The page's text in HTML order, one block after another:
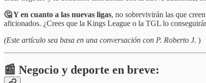
🤔 Y en cuanto a las nuevas ligas, no sobrevivirán las que
aficionados. ¿Crees que la Kings League o la TGL lo
(Este artículo sea basa en una conversación con P. Roberto J. )
📰 Negocio y deporte en breve: